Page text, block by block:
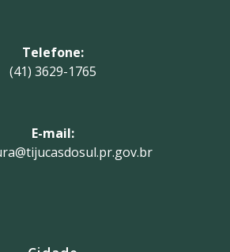
Telefone:
(41) 3629-1765
E-mail: